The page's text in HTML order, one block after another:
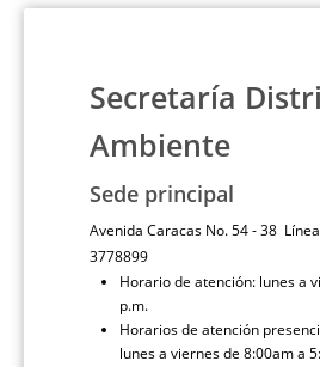
Secretaría
Ambiente
Sede principal
Avenida Caracas No. 54 - 38
3778899
Horario de atención: lunes a
p.m.
Horarios de atención
lunes a viernes de 8:00am a